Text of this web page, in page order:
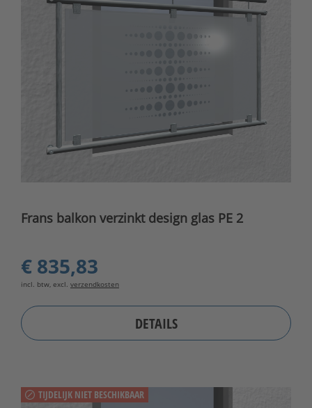
Frans balkon verzinkt design glas PE 2
€ 835,83
incl. btw, excl. verzendkosten
DETAILS
TIJDELIJK NIET BESCHIKBAAR